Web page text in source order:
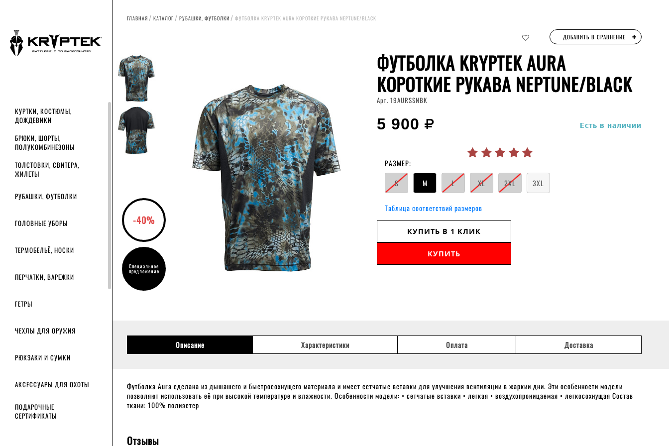
КУРТКИ, КОСТЮМЫ,
ДОЖДЕВИКИ
БРЮКИ, ШОРТЫ,
ПОЛУКОМБИНЕЗОНЫ
ТОЛСТОВКИ, СВИТЕРА,
ЖИЛЕТЫ
РУБАШКИ, ФУТБОЛКИ
ГОЛОВНЫЕ УБОРЫ
ТЕРМОБЕЛЬЁ, НОСКИ
ПЕРЧАТКИ, ВАРЕЖКИ
ГЕТРЫ
ЧЕХЛЫ ДЛЯ ОРУЖИЯ
РЮКЗАКИ И СУМКИ
АКСЕССУАРЫ ДЛЯ ОХОТЫ
ПОДАРОЧНЫЕ
СЕРТИФИКАТЫ
ГЛАВНАЯ КАТАЛОГ РУБАШКИ, ФУТБОЛКИ ФУТБОЛКА KRYPTEK AURA КОРОТКИЕ РУКАВА NEPTUNE/BLACK
ДОБАВИТЬ В СРАВНЕНИЕ +
-40%
Специальное
предложение
ФУТБОЛКА KRYPTEK AURA
КОРОТКИЕ РУКАВА NEPTUNE/BLACK
Арт. 19AURSSNBK
5 900 Есть в наличии
РАЗМЕР:
S
M L XL 2XL 3XL
Таблица соответствий размеров
КУПИТЬ В 1 КЛИК
КУПИТЬ
Описание Характеристики Оплата Доставка
Футболка Aura сделана из дышашего и быстросохнущего материала и имеет сетчатые вставки для улучшения вентиляции в жаркии дни. Эти особенности модели
позволяют использовать её при высокой температуре и влажности. Особенности модели: • сетчатые вставки • легкая • воздухопроницаемая • легкосохнущая Состав
ткани: 100% полиэстер
Отзывы